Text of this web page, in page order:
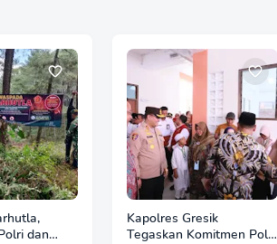
dan
Kapolres Gresik
Tegaskan Komitmen Polri